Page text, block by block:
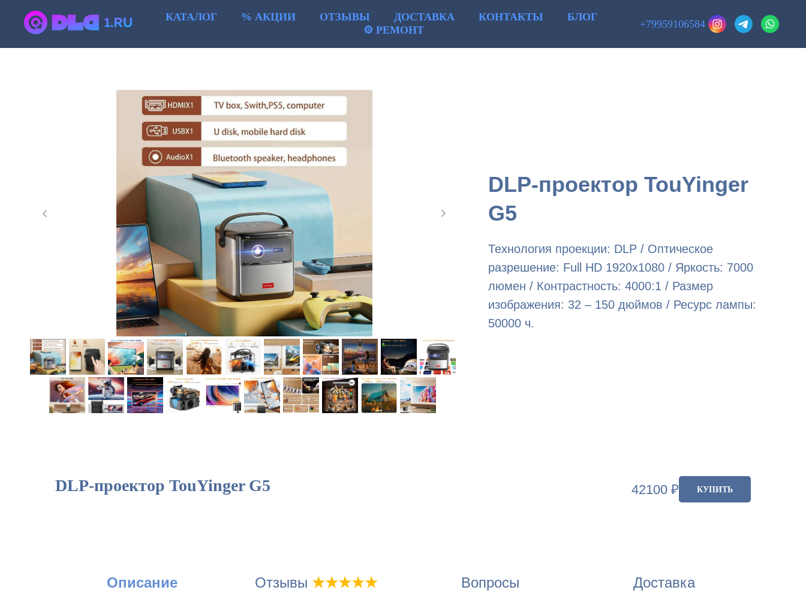
КАТАЛОГ % АКЦИИ ОТЗЫВЫ ДОСТАВКА КОНТАКТЫ
БЛОГ
⚙ РЕМОНТ
+79959106584
DLP-проектор TouYinger
G5
Технология проекции: DLP / Оптическое
разрешение: Full HD 1920x1080 / Яркость: 7000
люмен / Контрастность: 4000:1 / Размер
изображения: 32 – 150 дюймов / Ресурс лампы:
50000 ч.
DLP-проектор TouYinger G5 42100 ₽ КУПИТЬ
Описание Отзывы ★★★★★ Вопросы Доставка